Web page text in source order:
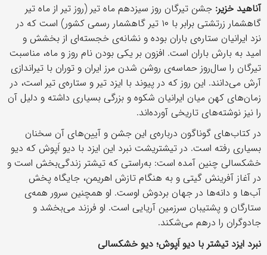
آناهید خزیر: جشن تیرگان روز سیزدهم ماه تیر (روز تیر از ماه تیر
گاهشمار زرتشتی برابر با ۱۰ تیر گاهشمار رسمی کشور) است که در
نزد ایرانیان ستاره‌ی باران بوده و نشانه‌ی خجسته‌ای از بخشش و
امید به بارش باران است. افزون بر یکی بودن نام روز و ماه، مناسبت
تیرگان را سال‌روز حماسه‌ی روشن شدن مرز ایران و توران با تیراندازی
آرش می‌دانند. این روز که در پیوند با ایزد تیر و ستاره‌ی تیر است، در
زمان‌های کهن میان ایرانیان شکوه و بزرگی بسیاری داشته و دلیل آن
را نیز نوشته‌های تاریخی آورده‌اند.
در کتاب‌های گوناگون درباره‌ی این جشن و آیین‌های آن سخنان
بسیاری رفته است. در تیشتریشت نبرد این ایزد با دیو اَپوش که دیو
خشکسالی چنین آمده است: به‌راستی که تیشتر زندگی‌بخش است و
در آغاز آفرینش گیتی و به هنگام تازش اهریمن، جایگاه پخش
آب‌ها و دانه‌ها در جهان بردوش اوست. او همچنین سرور همه‌ی
ستارگان و پشتیبان سرزمین آریایی است. او فرزند می‌بخشد و
جادوگران را درهم می‌شکند.
نبرد ایزد تیشتر با دیو اَپوش؛ دیو خشکسالی‌